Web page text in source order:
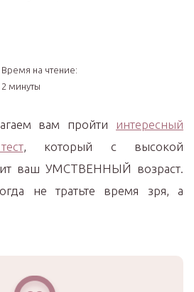
Время на чтение:
2 минуты
вам пройти интересный
, который с высокой
ваш УМСТВЕННЫЙ возраст.
не тратьте время зря, а